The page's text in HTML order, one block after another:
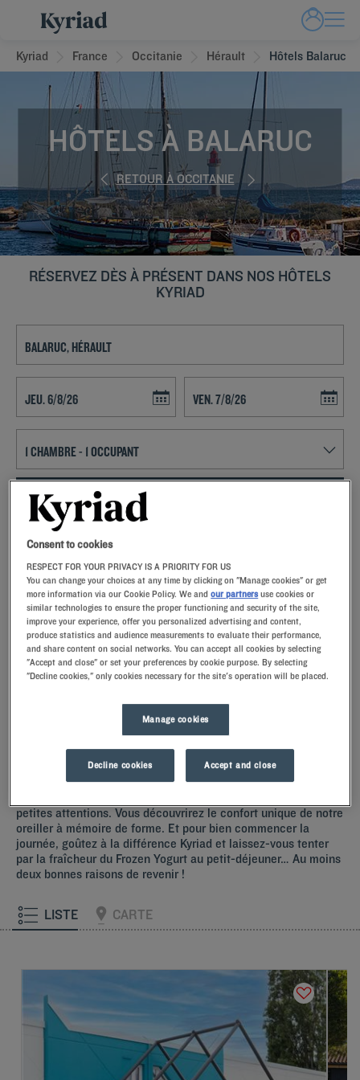
Kyriad France Occitanie Hérault Hôtels Balaruc
HÔTELS À BALARUC
RETOUR À OCCITANIE
RÉSERVEZ DÈS À PRÉSENT DANS NOS HÔTELS
KYRIAD
RECHERCHER
Ajouter un code
Situé à 25 km de Montpellier, notre hôtel de Balaruc les Bains vous
propose des chambres avec salle de bain privative, télévision à écran
plat et connexion wifi gratuite. Pour le petit déjeuner, régalez-vous
avec des viennoiseries, du yaourt glacé ou encore des produits
locaux, grâce à notre buffet à volonté. Vous êtes en voyage pour les
affaires ? Bénéficiez des services proposés par les établissements
Kyriad lors de vos réunions et séminaires en organisant vos
événements professionnels dans l’une de nos salles de conférence.
vos besoins. La plupart des établissements Kyriad disposent d’un
réduite.
Durant votre séjour, découvrez Sète ! Avec son vieux port, ses canaux
et ses maisons aux façades colorées, la ville dispose d’un charme
pittoresque. Vo
Lire la suite
Nos hôtels à Balaruc
Laissez-vous tenter par nos hôtels Kyriad à Balaruc. Dès votre
petites attentions. Vous découvrirez le confort unique de notre
oreiller à mémoire de forme. Et pour bien commencer la
journée, goûtez à la différence Kyriad et laissez-vous tenter
par la fraîcheur du Frozen Yogurt au petit-déjeuner… Au moins
deux bonnes raisons de revenir !
LISTE CARTE
Consent to cookies
RESPECT FOR YOUR PRIVACY IS A PRIORITY FOR US
You can change your choices at any time by clicking on "Manage cookies" or get
more information via our Cookie Policy. We andour partners use cookies or
similar technologies to ensure the proper functioning and security of the site,
improve your experience, offer you personalized advertising and content,
produce statistics and audience measurements to evaluate their performance,
and share content on social networks. You can accept all cookies by selecting
"Accept and close" or set your preferences by cookie purpose. By selecting
"Decline cookies," only cookies necessary for the site's operation will be placed.
Manage cookies
Decline cookies Accept and close